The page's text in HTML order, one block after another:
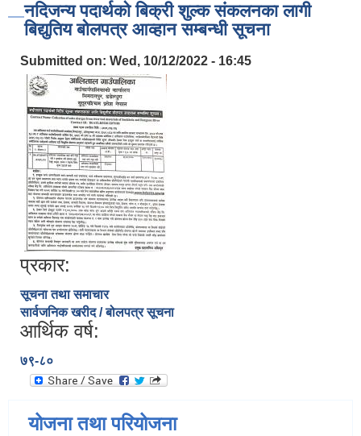
नदिजन्य पदार्थको बिक्री शुल्क संकलनका लागी
बिद्युतिय बोलपत्र आव्हान सम्बन्धी सूचना
Submitted on: Wed, 10/12/2022 - 16:45
प्रकार:
सूचना तथा समाचार
सार्वजनिक खरीद / बोलपत्र सूचना
आर्थिक वर्ष:
७९-८०
योजना तथा परियोजना